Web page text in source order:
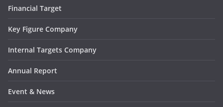
Financial Target
Key Figure Company
Internal Targets Company
Annual Report
Event & News